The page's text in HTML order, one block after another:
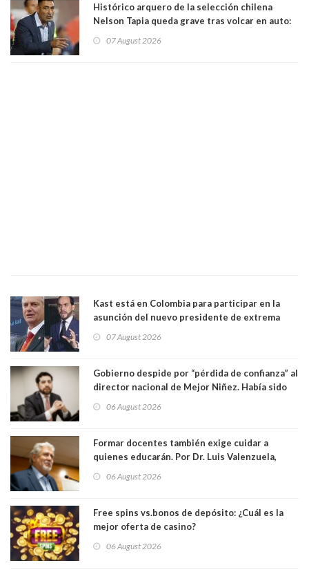
Histórico arquero de la selección chilena
Nelson Tapia queda grave tras volcar en auto:
07 August 2026
Kast está en Colombia para participar en la
asunción del nuevo presidente de extrema
07 August 2026
Gobierno despide por “pérdida de confianza” al
director nacional de Mejor Niñez. Había sido
06 August 2026
Formar docentes también exige cuidar a
quienes educarán. Por Dr. Luis Valenzuela,
Académicos U. Católica Silva Henríquez
06 August 2026
Free spins vs.bonos de depósito: ¿Cuál es la
mejor oferta de casino?
06 August 2026